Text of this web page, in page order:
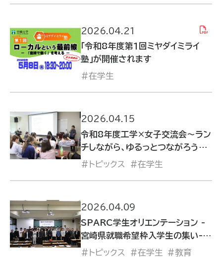
2026.04.21
「令和8年度第１回ミヤダイミライ
塾」が開催されます
在学生
2026.04.15
令和8年度工学×女子交流会～ラン
チしながら、ゆるっとつながろう～
を開催しました
トピックス 在学生
2026.04.09
SPARC学生オリエンテーション -
宮崎県就職希望枠入学生の集い-を
開催しました
トピックス 在学生 教育